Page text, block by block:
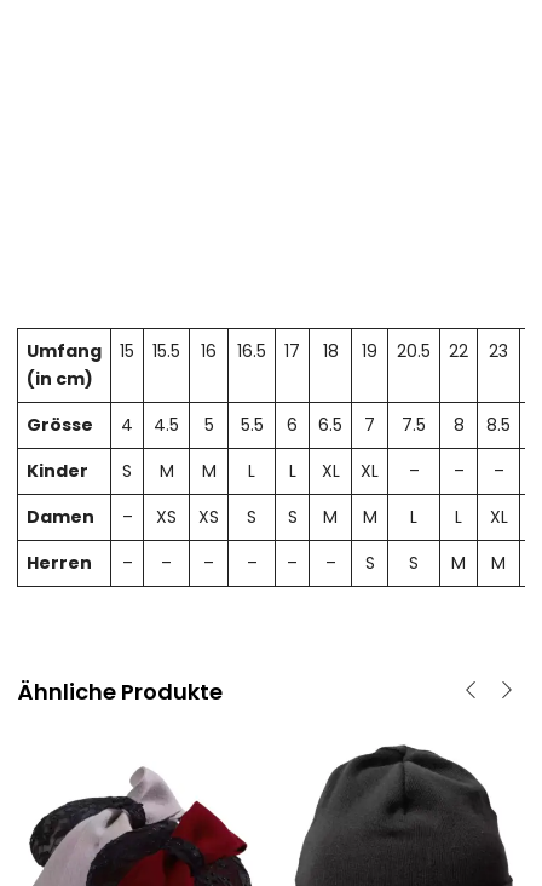
Umfang
(in cm)
15 15.5 16 16.5 17 18 19 20.5 22 23
Grösse 4 4.5 5 5.5 6 6.5 7 7.5 8 8.5
Kinder
S M M L L XL XL – – –
Damen
– XS XS S S M M L L XL
Herren
– – – – – – S S M M
Ähnliche Produkte